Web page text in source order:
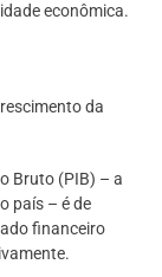
econômica.
da
Bruto (PIB) – a
país – é de
financeiro